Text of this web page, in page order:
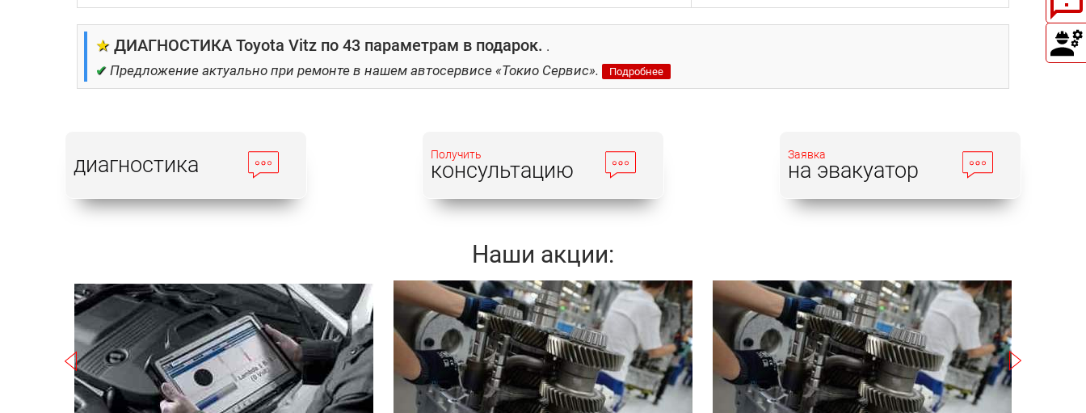
★ ДИАГНОСТИКА Toyota Vitz по 43 параметрам в подарок. .
✔ Предложение актуально при ремонте в нашем автосервисе «Токио Сервис». Подробнее
диагностика Получить
консультацию
Заявка
на эвакуатор
Наши акции:
Записаться Записаться Записаться